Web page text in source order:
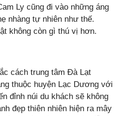
Ly cũng đi vào những áng
nhàng tự nhiên như thế.
không còn gì thú vị hơn.
cách trung tâm Đà Lạt
thuộc huyện Lạc Dương với
đỉnh núi du khách sẽ không
đẹp thiên nhiên hiện ra mây